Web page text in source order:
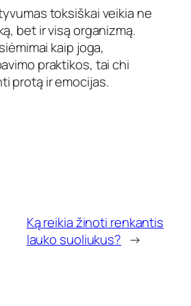
toksiškai veikia ne
bet ir visą organizmą.
kaip joga,
praktikos, tai chi
protą ir emocijas.
Ką reikia žinoti renkantis
lauko suoliukus? →